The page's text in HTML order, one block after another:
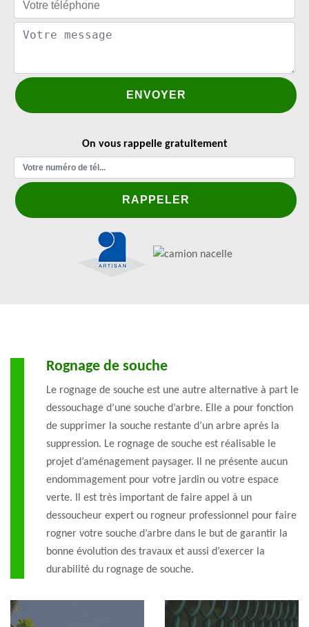
On vous rappelle gratuitement
Rognage de souche
Le rognage de souche est une autre alternative à part le
dessouchage d’une souche d’arbre. Elle a pour fonction
de supprimer la souche restante d’un arbre après la
suppression. Le rognage de souche est réalisable le
projet d’aménagement paysager. Il ne présente aucun
endommagement pour votre jardin ou votre espace
verte. Il est très important de faire appel à un
dessoucheur expert ou rogneur professionnel pour faire
rogner votre souche d’arbre dans le but de garantir la
bonne évolution des travaux et aussi d’exercer la
durabilité du rognage de souche.